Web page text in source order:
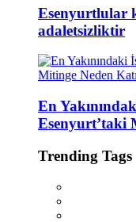
Esenyurtlular
adaletsizliktir
En
Esenyurt’taki
Trending Tags